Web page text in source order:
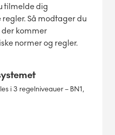
tilmelde dig
Så modtager du
kommer
normer og regler.
i 3 regelniveauer – BN1,